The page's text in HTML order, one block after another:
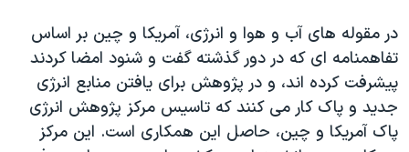
چهل سال گروگان‌گیری
قانون شفافیت دارائی کادر رهبری ایران
اعتراضات مردمی آبان ۹۸
اسرائیل در جنگ
در مقوله های آب و هوا و انرژی، آمریکا و چین بر اساس
تفاهمنامه ای که در دور گذشته گفت و شنود امضا کردند
پیشرفت کرده اند، و در پژوهش برای یافتن منابع انرژی
جدید و پاک کار می کنند که تاسیس مرکز پژوهش انرژی
پاک آمریکا و چین، حاصل این همکاری است. این مرکز